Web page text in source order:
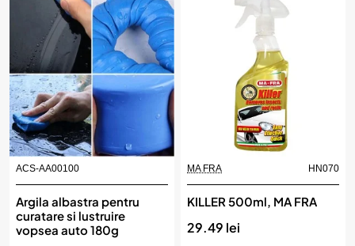
ACS-AA00100
Argila albastra pentru
curatare si lustruire
vopsea auto 180g
MA FRA HN070
KILLER 500ml, MA FRA
29.49 lei